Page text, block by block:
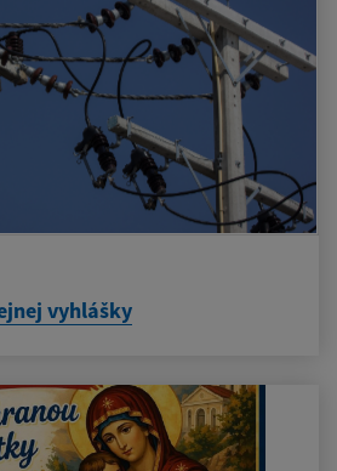
vyhlášky